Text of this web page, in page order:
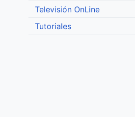
Televisión OnLine
Tutoriales